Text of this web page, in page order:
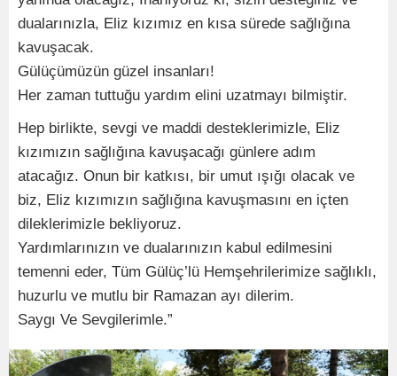
dualarınızla, Eliz kızımız en kısa sürede sağlığına
kavuşacak.
Gülüçümüzün güzel insanları!
Her zaman tuttuğu yardım elini uzatmayı bilmiştir.
Hep birlikte, sevgi ve maddi desteklerimizle, Eliz
kızımızın sağlığına kavuşacağı günlere adım
atacağız. Onun bir katkısı, bir umut ışığı olacak ve
biz, Eliz kızımızın sağlığına kavuşmasını en içten
dileklerimizle bekliyoruz.
Yardımlarınızın ve dualarınızın kabul edilmesini
temenni eder, Tüm Gülüç’lü Hemşehrilerimize sağlıklı,
huzurlu ve mutlu bir Ramazan ayı dilerim.
Saygı Ve Sevgilerimle.”